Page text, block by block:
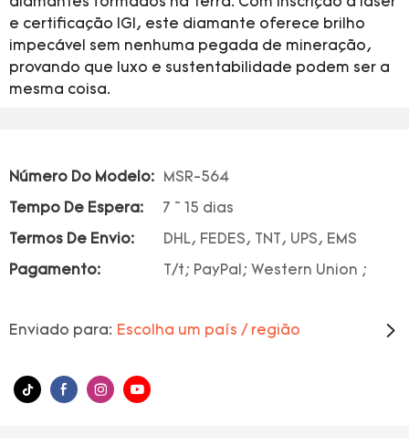
e certificação IGI, este diamante oferece brilho
impecável sem nenhuma pegada de mineração,
provando que luxo e sustentabilidade podem ser a
mesma coisa.
Número Do Modelo: MSR-564
Tempo De Espera: 7 ~ 15 dias
Termos De Envio: DHL, FEDES, TNT, UPS, EMS
Pagamento: T/t; PayPal; Western Union ;
Enviado para: Escolha um país / região